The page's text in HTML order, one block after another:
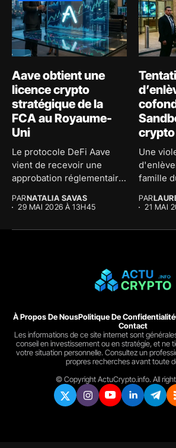
Aave obtient une
licence crypto
stratégique de la
FCA au Royaume-
Uni
Le protocole DeFi Aave
vient de recevoir une
approbation réglementaire
PARNATALIA SAVAS
29 MAI 2026 À 13H45
crypto
Une
famille
PAR
21 MAI
À Propos De NousPolitique De Confidentialité
Contact
Les informations de ce site internet sont
conseil en investissement ou en stratégie, et ne
votre situation personnelle. Consultez un
propres recherches avant toute
© Copyright ActuCrypto.info. All